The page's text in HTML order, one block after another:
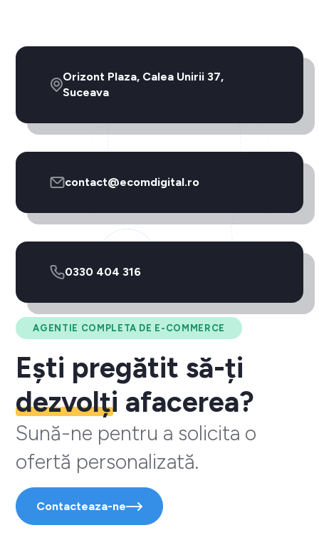
AGENTIE COMPLETA DE E-COMMERCE
Ești pregătit să-ți
dezvolți afacerea?
Sună-ne pentru a solicita o
ofertă personalizată.
Contacteaza-ne
Orizont Plaza, Calea Unirii 37,
Suceava
contact@ecomdigital.ro
0330 404 316